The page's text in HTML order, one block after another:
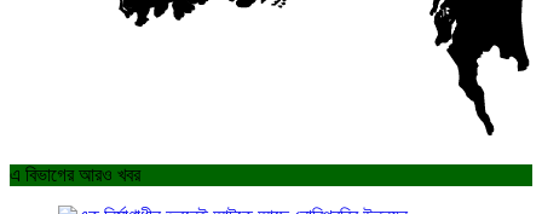
এ বিভাগের আরও খবর